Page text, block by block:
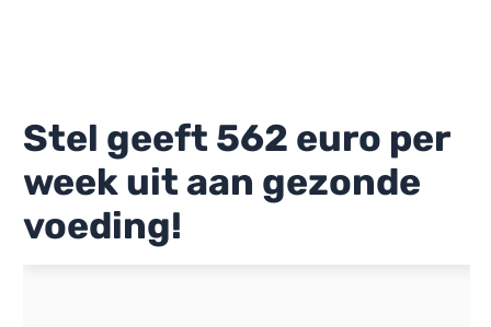
Stel geeft 562 euro per
week uit aan gezonde
voeding!